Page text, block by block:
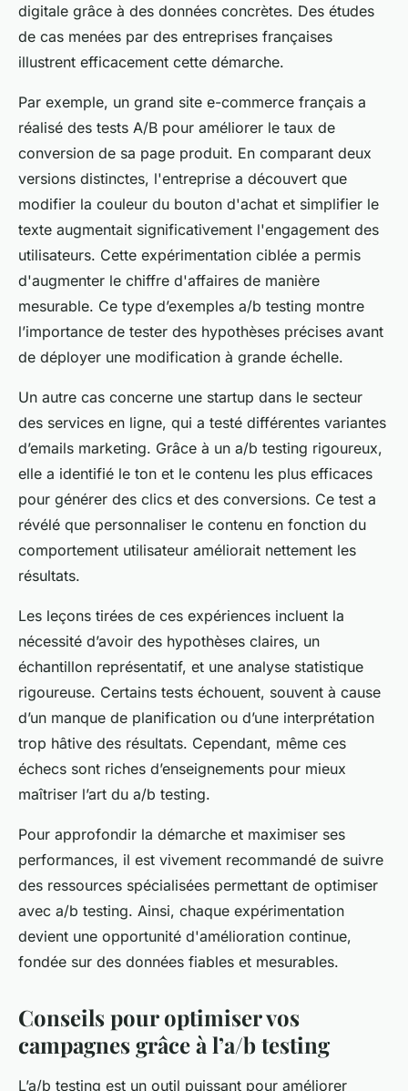
digitale grâce à des données concrètes. Des études
de cas menées par des entreprises françaises
illustrent efficacement cette démarche.
Par exemple, un grand site e-commerce français a
réalisé des tests A/B pour améliorer le taux de
conversion de sa page produit. En comparant deux
versions distinctes, l'entreprise a découvert que
modifier la couleur du bouton d'achat et simplifier le
texte augmentait significativement l'engagement des
utilisateurs. Cette expérimentation ciblée a permis
d'augmenter le chiffre d'affaires de manière
mesurable. Ce type d’exemples a/b testing montre
l’importance de tester des hypothèses précises avant
de déployer une modification à grande échelle.
Un autre cas concerne une startup dans le secteur
des services en ligne, qui a testé différentes variantes
d’emails marketing. Grâce à un a/b testing rigoureux,
elle a identifié le ton et le contenu les plus efficaces
pour générer des clics et des conversions. Ce test a
révélé que personnaliser le contenu en fonction du
comportement utilisateur améliorait nettement les
résultats.
Les leçons tirées de ces expériences incluent la
nécessité d’avoir des hypothèses claires, un
échantillon représentatif, et une analyse statistique
rigoureuse. Certains tests échouent, souvent à cause
d’un manque de planification ou d’une interprétation
trop hâtive des résultats. Cependant, même ces
échecs sont riches d’enseignements pour mieux
maîtriser l’art du a/b testing.
Pour approfondir la démarche et maximiser ses
performances, il est vivement recommandé de suivre
des ressources spécialisées permettant de optimiser
avec a/b testing. Ainsi, chaque expérimentation
devient une opportunité d'amélioration continue,
fondée sur des données fiables et mesurables.
Conseils pour optimiser vos
campagnes grâce à l’a/b testing
L’a/b testing est un outil puissant pour améliorer